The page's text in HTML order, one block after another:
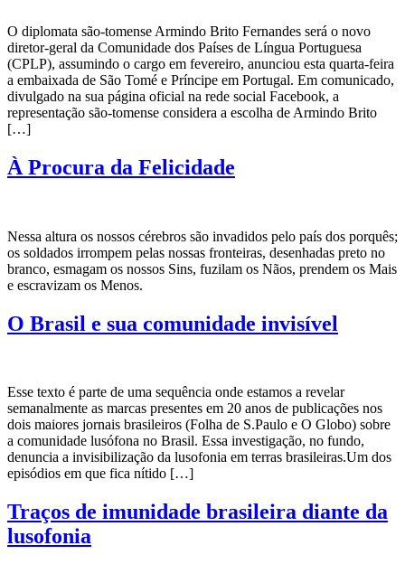
O diplomata são-tomense Armindo Brito Fernandes será o novo
diretor-geral da Comunidade dos Países de Língua Portuguesa
(CPLP), assumindo o cargo em fevereiro, anunciou esta quarta-feira
a embaixada de São Tomé e Príncipe em Portugal. Em comunicado,
divulgado na sua página oficial na rede social Facebook, a
representação são-tomense considera a escolha de Armindo Brito
[…]
À Procura da Felicidade
Nessa altura os nossos cérebros são invadidos pelo país dos porquês;
os soldados irrompem pelas nossas fronteiras, desenhadas preto no
branco, esmagam os nossos Sins, fuzilam os Nãos, prendem os Mais
e escravizam os Menos.
O Brasil e sua comunidade invisível
Esse texto é parte de uma sequência onde estamos a revelar
semanalmente as marcas presentes em 20 anos de publicações nos
dois maiores jornais brasileiros (Folha de S.Paulo e O Globo) sobre
a comunidade lusófona no Brasil. Essa investigação, no fundo,
denuncia a invisibilização da lusofonia em terras brasileiras.Um dos
episódios em que fica nítido […]
Traços de imunidade brasileira diante da
lusofonia